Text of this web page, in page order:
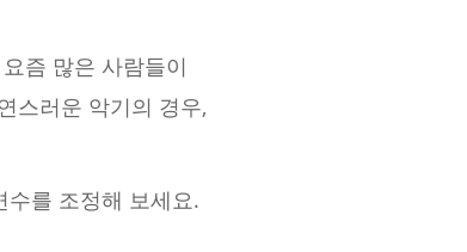
즘 많은 사람들이
스러운 악기의 경우,
를 조정해 보세요.